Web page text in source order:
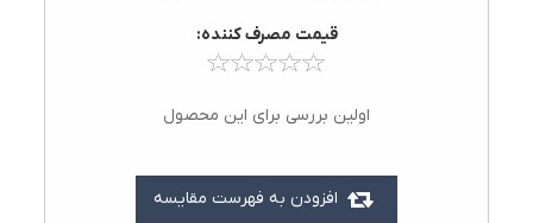
قيمت مصرف کننده:
افزودن به فهرست مقایسه
اولین بررسی برای این محصول